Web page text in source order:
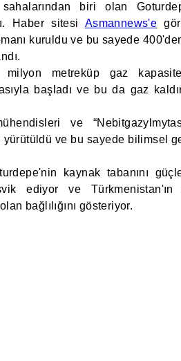
biri olan
Haber sitesi Asmannews'e
kuruldu ve bu sayede
milyon metreküp gaz
başladı ve bu da gaz
ve
yürütüldü ve bu sayede bilimsel
kaynak tabanını
ediyor ve
bağlılığını gösteriyor.